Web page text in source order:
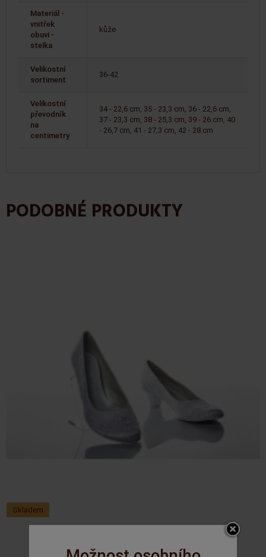
Materiál -
vnitřek
obuvi -
stelka
kůže
Velikostní
sortiment
36-42
Velikostní
převodník
na
centimetry
34 - 22,6 cm, 35 - 23,3 cm, 36 - 22,6 cm,
37 - 23,3 cm, 38 - 25,3 cm, 39 - 26 cm, 40
- 26,7 cm, 41 - 27,3 cm, 42 - 28 cm
PODOBNÉ PRODUKTY
Skladem